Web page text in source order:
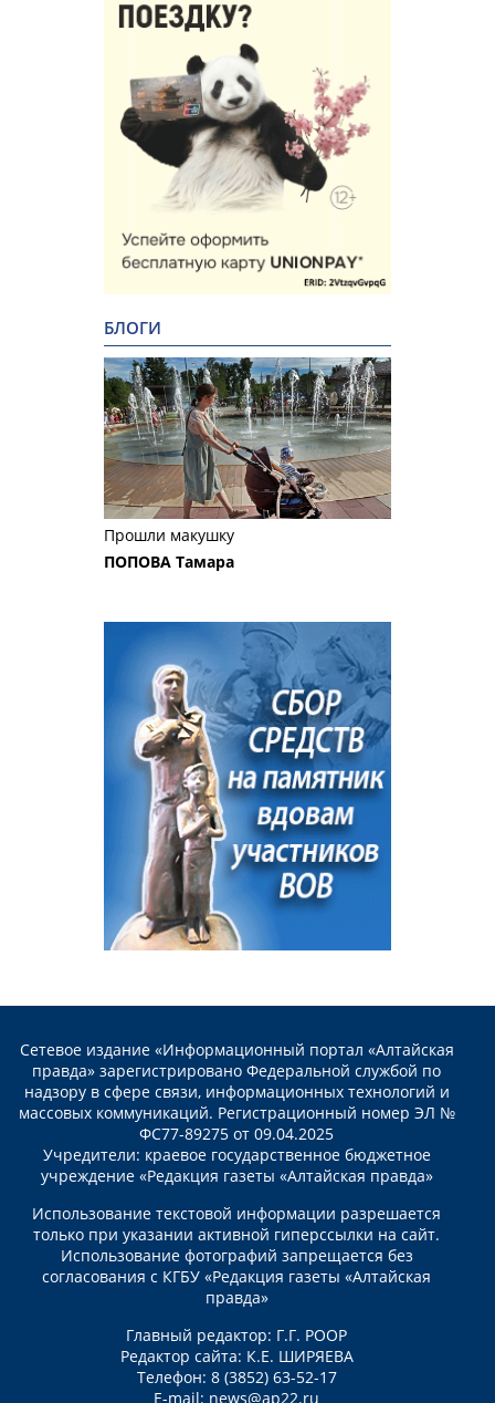
БЛОГИ
Прошли макушку
ПОПОВА Тамара
Сетевое издание «Информационный портал «Алтайская
правда» зарегистрировано Федеральной службой по
надзору в сфере связи, информационных технологий и
массовых коммуникаций. Регистрационный номер ЭЛ №
ФС77-89275 от 09.04.2025
Учредители: краевое государственное бюджетное
учреждение «Редакция газеты «Алтайская правда»
Использование текстовой информации разрешается
только при указании активной гиперссылки на сайт.
Использование фотографий запрещается без
согласования с КГБУ «Редакция газеты «Алтайская
правда»
Главный редактор: Г.Г. РООР
Редактор сайта: К.Е. ШИРЯЕВА
Телефон: 8 (3852) 63-52-17
E-mail: news@ap22.ru